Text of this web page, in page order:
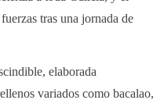
tras una jornada de
elaborada
variados como bacalao,